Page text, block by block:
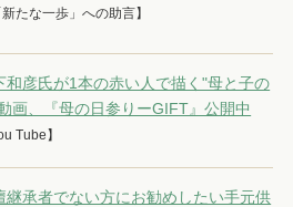
新たな一歩」への助言】
和彦氏が1本の赤い人で描く"母と子の
画、『母の日参りーGIFT』公開中
Tube】
継承者でない方にお勧めしたい手元供